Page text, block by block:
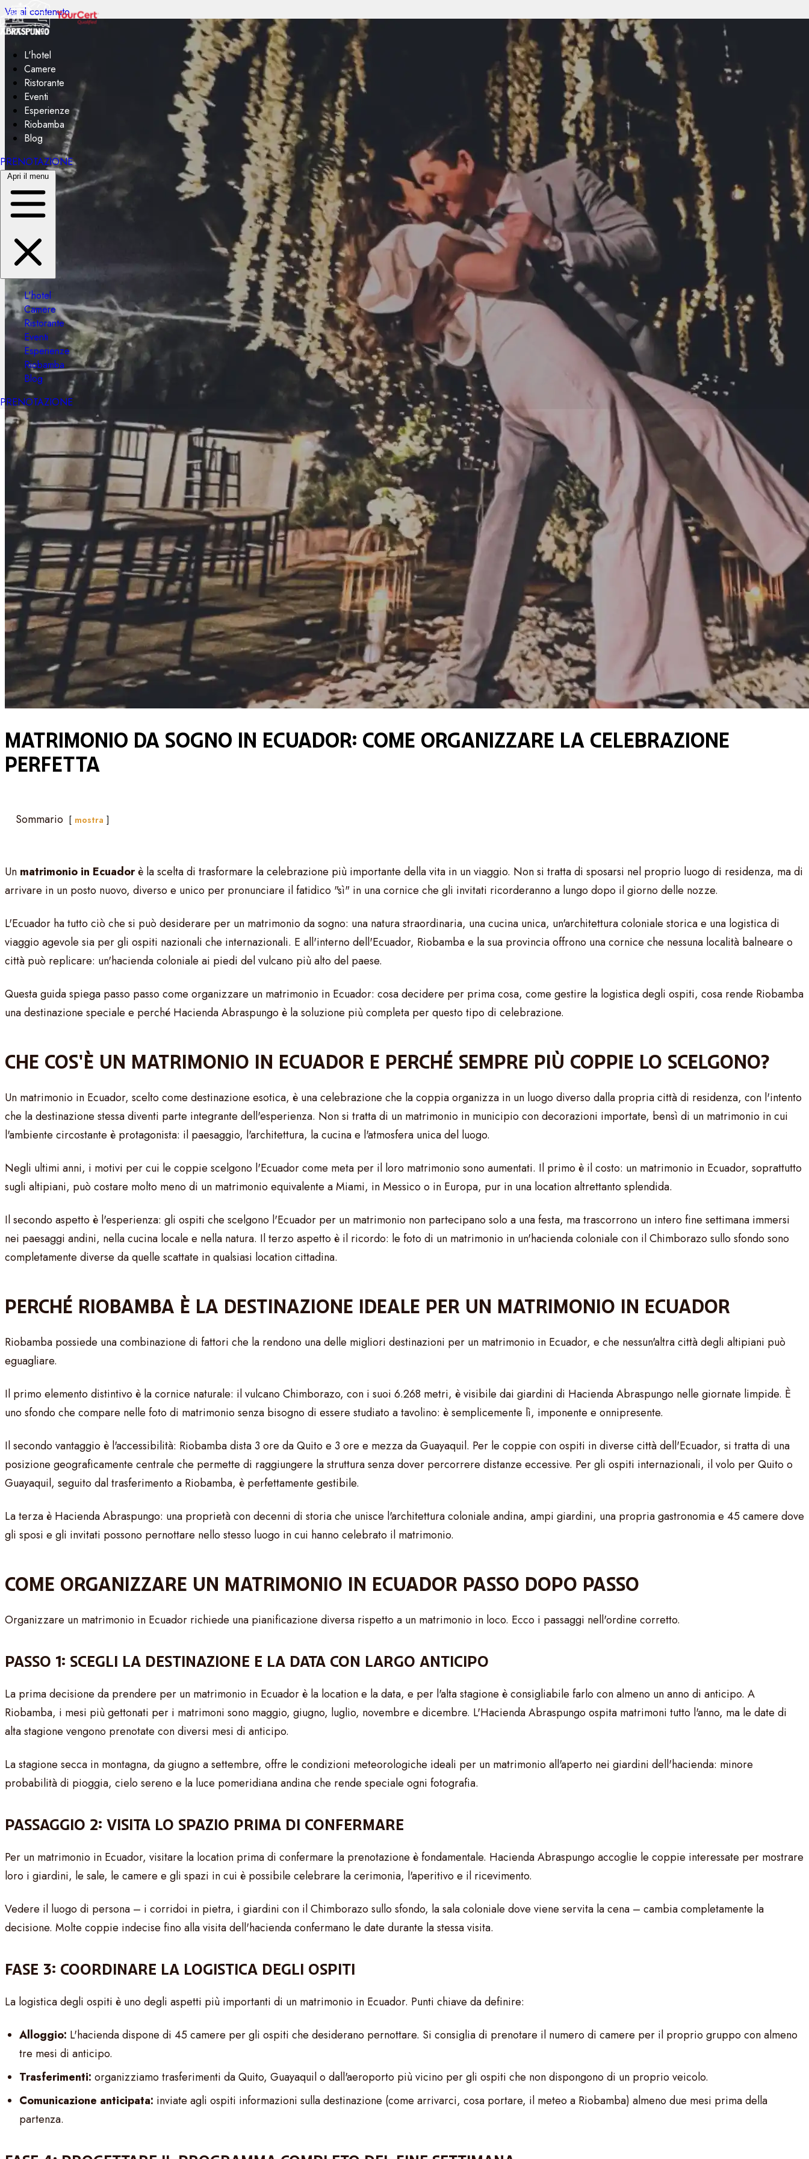
Vai al contenuto
L'hotel
Camere
Ristorante
Eventi
Esperienze
Riobamba
Blog
PRENOTAZIONE
Apri il menu
L'hotel
Camere
Ristorante
Eventi
Esperienze
Riobamba
Blog
PRENOTAZIONE
Matrimonio da sogno in Ecuador: come organizzare la celebrazione
perfetta
Sommario mostra
Un matrimonio in Ecuadorè la scelta di trasformare la celebrazione più importante della vita in un viaggio. Non si tratta di sposarsi nel proprio luogo di residenza, ma di
arrivare in un posto nuovo, diverso e unico per pronunciare il fatidico "sì" in una cornice che gli invitati ricorderanno a lungo dopo il giorno delle nozze.
L'Ecuador ha tutto ciò che si può desiderare per un matrimonio da sogno: una natura straordinaria, una cucina unica, un'architettura coloniale storica e una logistica di
viaggio agevole sia per gli ospiti nazionali che internazionali. E all'interno dell'Ecuador, Riobamba e la sua provincia offrono una cornice che nessuna località balneare o
città può replicare: un'hacienda coloniale ai piedi del vulcano più alto del paese.
Questa guida spiega passo passo come organizzare un matrimonio in Ecuador: cosa decidere per prima cosa, come gestire la logistica degli ospiti, cosa rende Riobamba
una destinazione speciale e perché Hacienda Abraspungo è la soluzione più completa per questo tipo di celebrazione.
CHE COS'È UN MATRIMONIO IN ECUADOR E PERCHÉ SEMPRE PIÙ COPPIE LO SCELGONO?
Un matrimonio in Ecuador, scelto come destinazione esotica, è una celebrazione che la coppia organizza in un luogo diverso dalla propria città di residenza, con l'intento
che la destinazione stessa diventi parte integrante dell'esperienza. Non si tratta di un matrimonio in municipio con decorazioni importate, bensì di un matrimonio in cui
l'ambiente circostante è protagonista: il paesaggio, l'architettura, la cucina e l'atmosfera unica del luogo.
Negli ultimi anni, i motivi per cui le coppie scelgono l'Ecuador come meta per il loro matrimonio sono aumentati. Il primo è il costo: un matrimonio in Ecuador, soprattutto
sugli altipiani, può costare molto meno di un matrimonio equivalente a Miami, in Messico o in Europa, pur in una location altrettanto splendida.
Il secondo aspetto è l'esperienza: gli ospiti che scelgono l'Ecuador per un matrimonio non partecipano solo a una festa, ma trascorrono un intero fine settimana immersi
nei paesaggi andini, nella cucina locale e nella natura. Il terzo aspetto è il ricordo: le foto di un matrimonio in un'hacienda coloniale con il Chimborazo sullo sfondo sono
completamente diverse da quelle scattate in qualsiasi location cittadina.
PERCHÉ RIOBAMBA È LA DESTINAZIONE IDEALE PER UN MATRIMONIO IN ECUADOR
Riobamba possiede una combinazione di fattori che la rendono una delle migliori destinazioni per un matrimonio in Ecuador, e che nessun'altra città degli altipiani può
eguagliare.
Il primo elemento distintivo è la cornice naturale: il vulcano Chimborazo, con i suoi 6.268 metri, è visibile dai giardini di Hacienda Abraspungo nelle giornate limpide. È
uno sfondo che compare nelle foto di matrimonio senza bisogno di essere studiato a tavolino: è semplicemente lì, imponente e onnipresente.
Il secondo vantaggio è l'accessibilità: Riobamba dista 3 ore da Quito e 3 ore e mezza da Guayaquil. Per le coppie con ospiti in diverse città dell'Ecuador, si tratta di una
posizione geograficamente centrale che permette di raggiungere la struttura senza dover percorrere distanze eccessive. Per gli ospiti internazionali, il volo per Quito o
Guayaquil, seguito dal trasferimento a Riobamba, è perfettamente gestibile.
La terza è Hacienda Abraspungo: una proprietà con decenni di storia che unisce l'architettura coloniale andina, ampi giardini, una propria gastronomia e 45 camere dove
gli sposi e gli invitati possono pernottare nello stesso luogo in cui hanno celebrato il matrimonio.
COME ORGANIZZARE UN MATRIMONIO IN ECUADOR PASSO DOPO PASSO
Organizzare un matrimonio in Ecuador richiede una pianificazione diversa rispetto a un matrimonio in loco. Ecco i passaggi nell'ordine corretto.
PASSO 1: SCEGLI LA DESTINAZIONE E LA DATA CON LARGO ANTICIPO
La prima decisione da prendere per un matrimonio in Ecuador è la location e la data, e per l'alta stagione è consigliabile farlo con almeno un anno di anticipo. A
Riobamba, i mesi più gettonati per i matrimoni sono maggio, giugno, luglio, novembre e dicembre. L'Hacienda Abraspungo ospita matrimoni tutto l'anno, ma le date di
alta stagione vengono prenotate con diversi mesi di anticipo.
La stagione secca in montagna, da giugno a settembre, offre le condizioni meteorologiche ideali per un matrimonio all'aperto nei giardini dell'hacienda: minore
probabilità di pioggia, cielo sereno e la luce pomeridiana andina che rende speciale ogni fotografia.
PASSAGGIO 2: VISITA LO SPAZIO PRIMA DI CONFERMARE
Per un matrimonio in Ecuador, visitare la location prima di confermare la prenotazione è fondamentale. Hacienda Abraspungo accoglie le coppie interessate per mostrare
loro i giardini, le sale, le camere e gli spazi in cui è possibile celebrare la cerimonia, l'aperitivo e il ricevimento.
Vedere il luogo di persona – i corridoi in pietra, i giardini con il Chimborazo sullo sfondo, la sala coloniale dove viene servita la cena – cambia completamente la
decisione. Molte coppie indecise fino alla visita dell'hacienda confermano le date durante la stessa visita.
FASE 3: COORDINARE LA LOGISTICA DEGLI OSPITI
La logistica degli ospiti è uno degli aspetti più importanti di un matrimonio in Ecuador. Punti chiave da definire:
Alloggio: L'hacienda dispone di 45 camere per gli ospiti che desiderano pernottare. Si consiglia di prenotare il numero di camere per il proprio gruppo con almeno
tre mesi di anticipo.
Trasferimenti: organizziamo trasferimenti da Quito, Guayaquil o dall'aeroporto più vicino per gli ospiti che non dispongono di un proprio veicolo.
Comunicazione anticipata: inviate agli ospiti informazioni sulla destinazione (come arrivarci, cosa portare, il meteo a Riobamba) almeno due mesi prima della
partenza.